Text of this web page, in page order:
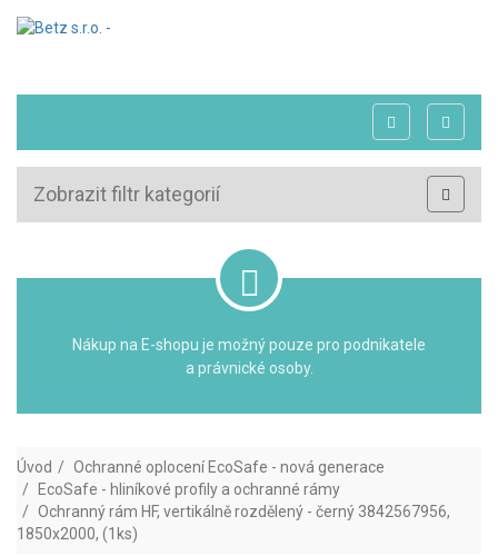
Zobrazit filtr kategorií
Nákup na E-shopu je možný pouze pro podnikatele
a právnické osoby.
Úvod
Ochranné oplocení EcoSafe - nová generace
EcoSafe - hliníkové profily a ochranné rámy
Ochranný rám HF, vertikálně rozdělený - černý 3842567956,
1850x2000, (1ks)